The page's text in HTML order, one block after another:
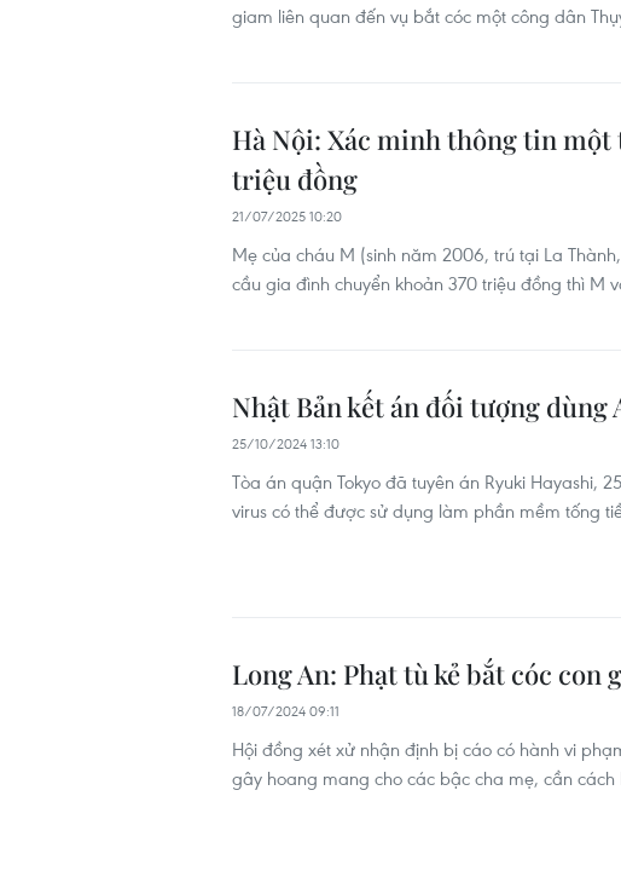
giam liên quan đến vụ bắt cóc một công dân
Hà Nội: Xác minh thông tin
triệu đồng
21/07/2025 10:20
Mẹ của cháu M (sinh năm 2006, trú tại La
cầu gia đình chuyển khoản 370 triệu đồng thì M
Nhật Bản kết án đối tượng
25/10/2024 13:10
Tòa án quận Tokyo đã tuyên án Ryuki Hayashi,
virus có thể được sử dụng làm phần mềm tống
Long An: Phạt tù kẻ bắt cóc con
18/07/2024 09:11
Hội đồng xét xử nhận định bị cáo có hành vi
gây hoang mang cho các bậc cha mẹ, cần